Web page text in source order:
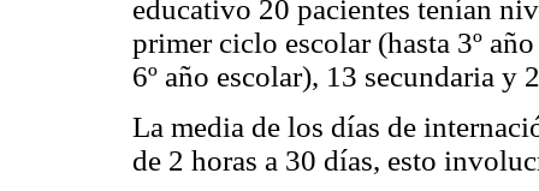
educativo 20 pacientes tenían
primer ciclo escolar (hasta 3º
6º año escolar), 13 secundaria y
La media de los días de
de 2 horas a 30 días, esto